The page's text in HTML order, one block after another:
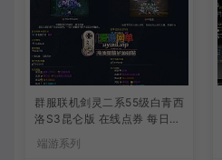
群服联机剑灵二系55级白青西
洛S3昆仑版 在线点券 每日礼
包 复古玩法
端游系列